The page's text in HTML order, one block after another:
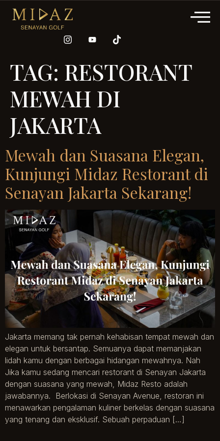
TAG: RESTORANT
MEWAH DI
JAKARTA
Mewah dan Suasana Elegan,
Kunjungi Midaz Restorant di
Senayan Jakarta Sekarang!
Jakarta memang tak pernah kehabisan tempat mewah dan
elegan untuk bersantap. Semuanya dapat memanjakan
lidah kamu dengan berbagai hidangan mewahnya. Nah
Jika kamu sedang mencari restorant di Senayan Jakarta
dengan suasana yang mewah, Midaz Resto adalah
jawabannya. Berlokasi di Senayan Avenue, restoran ini
menawarkan pengalaman kuliner berkelas dengan suasana
yang tenang dan eksklusif. Sebuah perpaduan […]